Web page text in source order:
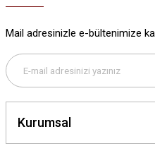
Bu ürüne benzer farklı
Mail adresinizle e-bültenimize
Kurumsal